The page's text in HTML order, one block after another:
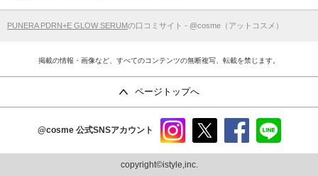
PUNERA PDRN+E GLOW SERUMの口コミサイト - @cosme（アットコスメ）
掲載の情報・画像など、すべてのコンテンツの無断複写、転載を禁じます。
ページトップへ
@cosme 公式SNSアカウント
ram
copyright©istyle,inc.